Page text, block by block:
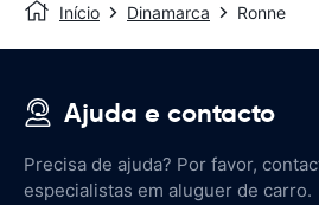
Início Dinamarca Ronne
Ajuda e contacto
Precisa de ajuda? Por favor,
especialistas em aluguer de carro.